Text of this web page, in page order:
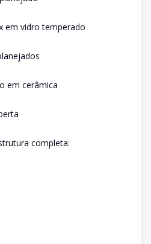
em vidro temperado
em cerâmica
completa: